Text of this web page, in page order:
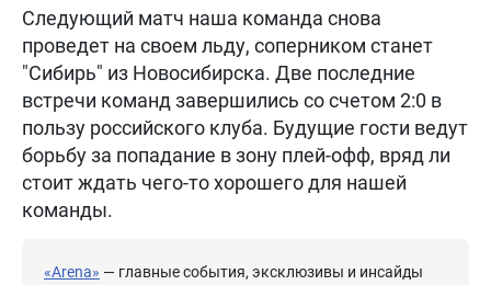
Следующий матч наша команда снова
проведет на своем льду, соперником станет
"Сибирь" из Новосибирска. Две последние
встречи команд завершились со счетом 2:0 в
пользу российского клуба. Будущие гости ведут
борьбу за попадание в зону плей-офф, вряд ли
стоит ждать чего-то хорошего для нашей
команды.
«Arena» — главные события, эксклюзивы и инсайды